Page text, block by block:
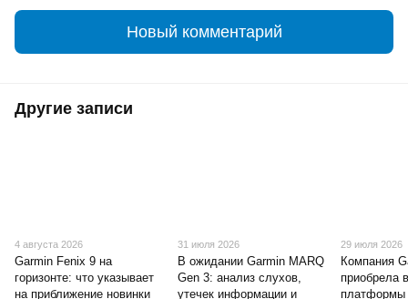
Новый комментарий
Другие записи
4 августа 2026
Garmin Fenix 9 на
горизонте: что указывает
на приближение новинки
31 июля 2026
В ожидании Garmin MARQ
Gen 3: анализ слухов,
утечек информации и
29 июля 2026
Компания
приобрела
платформы